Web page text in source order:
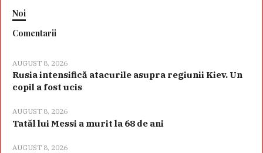
Noi
Comentarii
AUGUST 8, 2026
Rusia intensifică atacurile asupra regiunii Kiev. Un
copil a fost ucis
AUGUST 8, 2026
Tatăl lui Messi a murit la 68 de ani
AUGUST 8, 2026